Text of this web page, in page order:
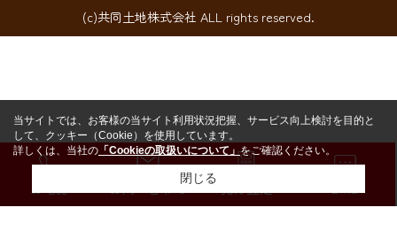
(c)共同土地株式会社 ALL rights reserved.
お問い合わせ
当サイトでは、お客様の当サイト利用状況把握、サービス向上検討を目的と
して、クッキー（Cookie）を使用しています。
詳しくは、当社の 「Cookieの取扱いについて」をご確認ください。
閉じる